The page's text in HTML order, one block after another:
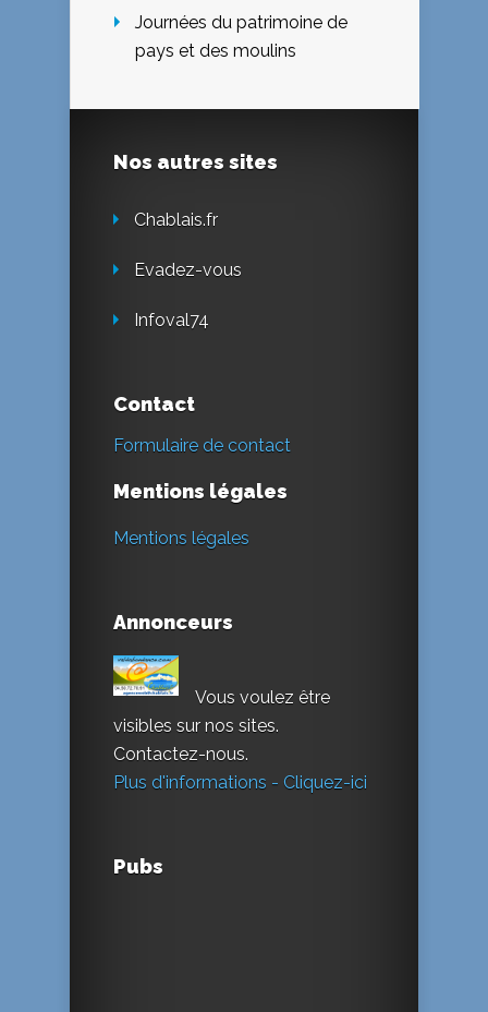
Journées du patrimoine de
pays et des moulins
Nos autres sites
Chablais.fr
Evadez-vous
Infoval74
Contact
Formulaire de contact
Mentions légales
Mentions légales
Annonceurs
Vous voulez être
visibles sur nos sites.
Contactez-nous.
Plus d'informations - Cliquez-ici
Pubs